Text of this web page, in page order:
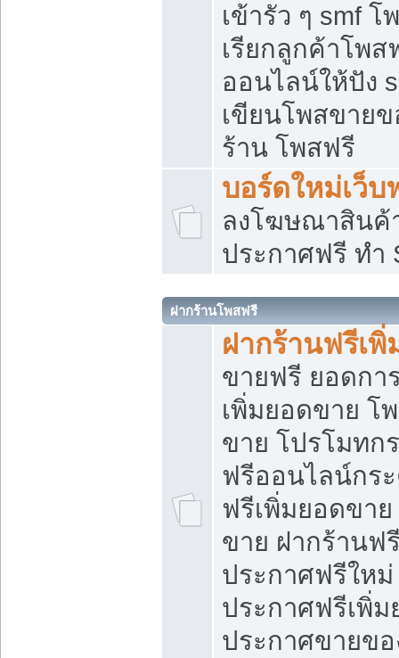
เข้ารัว ๆ smf
เรียกลูกค้าโพส
ออนไลน์ให้ปัง
เขียนโพสขาย
ร้าน โพสฟรี
บอร์ดใหม่เว็บ
ลงโฆษณาสิน
ประกาศฟรี ทำ
ฝากร้านโพสฟรี
ฝากร้านฟรีเ
ขายฟรี ยอดกา
เพิ่มยอดขาย โ
ขาย โปรโมทก
ฟรีออนไลน์กร
ฟรีเพิ่มยอดขา
ขาย ฝากร้านฟ
ประกาศฟรีใหม่
ประกาศฟรีเพิ่
ประกาศขายข